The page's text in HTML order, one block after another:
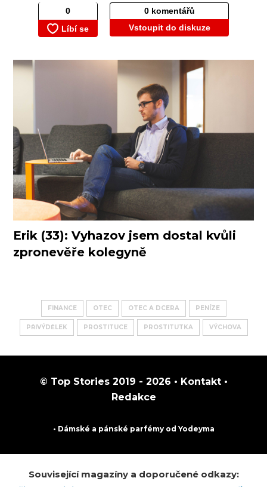
0 komentářů
Vstoupit do diskuze
Erik (33): Vyhazov jsem dostal kvůli
zpronevěře kolegyně
FINANCE OTEC OTEC A DCERA PENÍZE
PŘIVÝDĚLEK PROSTITUCE PROSTITUTKA VÝCHOVA
© Top Stories 2019 - 2026 • Kontakt•
Redakce
• Dámské a pánské parfémyod Yodeyma
Související magazíny a doporučené odkazy: